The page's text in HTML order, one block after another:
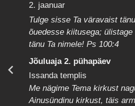
2. jaanuar
Tulge sisse Ta väravaist
õuedesse kiitusega; ülistage
tänu Ta nimele! Ps 100:4
Jõuluaja 2. pühapäev
Issanda templis
Me nägime Tema kirkust
Ainusündinu kirkust, täis